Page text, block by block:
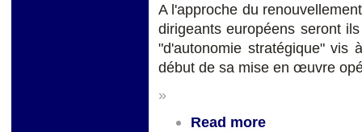
A l'approche du
dirigeants européens seront
"d'autonomie stratégique" vis
début de sa mise en œuvre
»
Read more